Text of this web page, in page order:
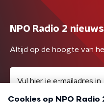
NPO Radio 2
Altijd op de hoogte van